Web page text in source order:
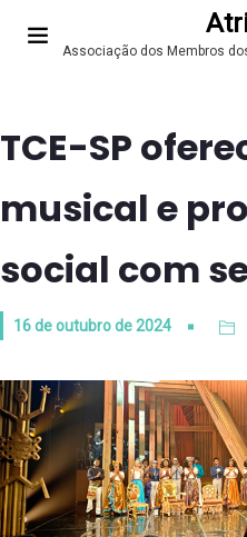
Associação dos Membros
TCE-SP
musical e
social com
16 de outubro de 2024